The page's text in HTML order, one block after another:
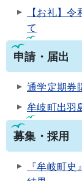
【お礼】
て
申請・届出
通学定期券
牟岐町出羽
募集・採用
『牟岐町